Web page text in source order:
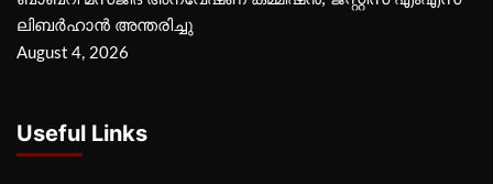
ലിബര്‍ഹാന്‍ അന്തരിച്ചു
August 4, 2026
Useful Links